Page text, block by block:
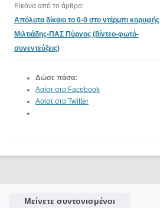
Εικόνα από το άρθρο:
Απόλυτα δίκαιο το 0-0 στο ντέρμπι κορυφής
Μιλτιάδης-ΠΑΣ Πύργος (βίντεο-φωτό-
συνεντεύξεις)
Δώσε πάσα:
Ασίστ στο Facebook
Ασίστ στο Twitter
Μείνετε συντονισμένοι